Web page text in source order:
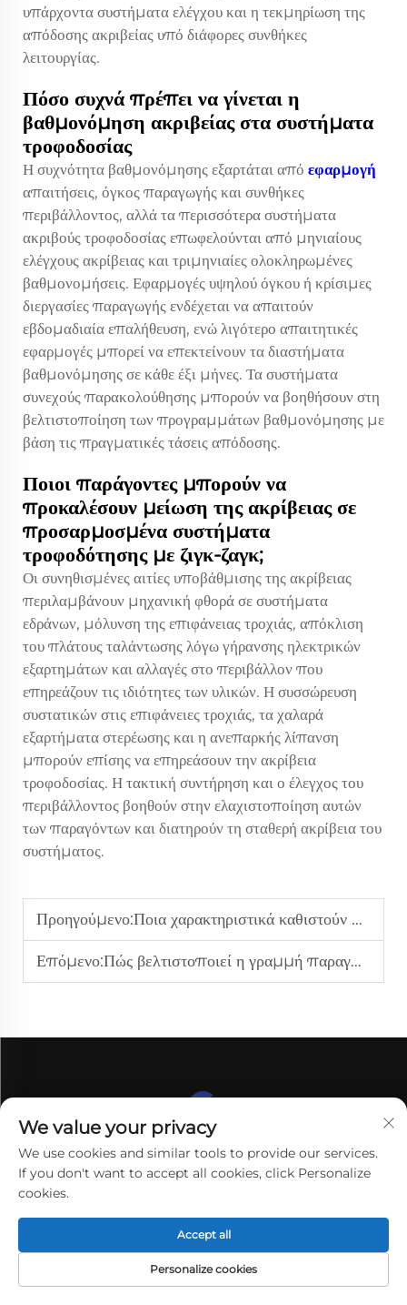
υπάρχοντα συστήματα ελέγχου και η τεκμηρίωση της
απόδοσης ακριβείας υπό διάφορες συνθήκες
λειτουργίας.
Πόσο συχνά πρέπει να γίνεται η
βαθμονόμηση ακριβείας στα συστήματα
τροφοδοσίας
Η συχνότητα βαθμονόμησης εξαρτάται από εφαρμογή
απαιτήσεις, όγκος παραγωγής και συνθήκες
περιβάλλοντος, αλλά τα περισσότερα συστήματα
ακριβούς τροφοδοσίας επωφελούνται από μηνιαίους
ελέγχους ακρίβειας και τριμηνιαίες ολοκληρωμένες
βαθμονομήσεις. Εφαρμογές υψηλού όγκου ή κρίσιμες
διεργασίες παραγωγής ενδέχεται να απαιτούν
εβδομαδιαία επαλήθευση, ενώ λιγότερο απαιτητικές
εφαρμογές μπορεί να επεκτείνουν τα διαστήματα
βαθμονόμησης σε κάθε έξι μήνες. Τα συστήματα
συνεχούς παρακολούθησης μπορούν να βοηθήσουν στη
βελτιστοποίηση των προγραμμάτων βαθμονόμησης με
βάση τις πραγματικές τάσεις απόδοσης.
Ποιοι παράγοντες μπορούν να
προκαλέσουν μείωση της ακρίβειας σε
προσαρμοσμένα συστήματα
τροφοδότησης με ζιγκ-ζαγκ;
Οι συνηθισμένες αιτίες υποβάθμισης της ακρίβειας
περιλαμβάνουν μηχανική φθορά σε συστήματα
εδράνων, μόλυνση της επιφάνειας τροχιάς, απόκλιση
του πλάτους ταλάντωσης λόγω γήρανσης ηλεκτρικών
εξαρτημάτων και αλλαγές στο περιβάλλον που
επηρεάζουν τις ιδιότητες των υλικών. Η συσσώρευση
συστατικών στις επιφάνειες τροχιάς, τα χαλαρά
εξαρτήματα στερέωσης και η ανεπαρκής λίπανση
μπορούν επίσης να επηρεάσουν την ακρίβεια
τροφοδοσίας. Η τακτική συντήρηση και ο έλεγχος του
περιβάλλοντος βοηθούν στην ελαχιστοποίηση αυτών
των παραγόντων και διατηρούν τη σταθερή ακρίβεια του
συστήματος.
Προηγούμενο:Ποια χαρακτηριστικά καθιστούν μια πολυρολική εξομαλυντική μηχανή CNC ιδανική για επιχειρηματικές λειτουργίες B2B;
Επόμενο:Πώς βελτιστοποιεί η γραμμή παραγωγής ξετυλίγματος και διακοπής την επεξεργασία λαμαρίνας;
Η εταιρεία Henan Lantian New Environmental
ΗΛ.
We value your privacy
We use cookies and similar tools to provide our services.
If you don't want to accept all cookies, click Personalize
cookies.
Personalize cookies
Accept all